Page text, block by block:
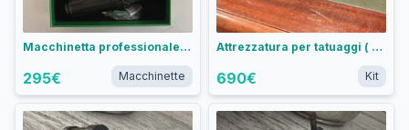
Macchinetta professionale per tattoo Dragonhawk
295€ Macchinette
Attrezzatura per tatuaggi ( 2 KIT )
690€ Kit